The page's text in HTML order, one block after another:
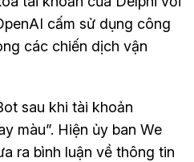
cấm sử dụng công
các chiến dịch vận
sau khi tài khoản
màu”. Hiện ủy ban We
ra bình luận về thông tin